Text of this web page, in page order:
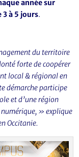
année sur
3 à 5 jours.
du territoire
forte de coopérer
local & régional en
démarche participe
et d’une région
» explique
Occitanie.